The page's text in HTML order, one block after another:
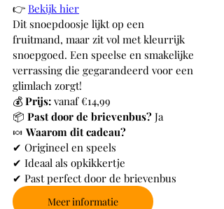
👉 Bekijk hier
Dit snoepdoosje lijkt op een
fruitmand, maar zit vol met kleurrijk
snoepgoed. Een speelse en smakelijke
verrassing die gegarandeerd voor een
glimlach zorgt!
💰 Prijs: vanaf €14,99
📦 Past door de brievenbus? Ja
🍬 Waarom dit cadeau?
✔ Origineel en speels
✔ Ideaal als opkikkertje
✔ Past perfect door de brievenbus
Meer informatie